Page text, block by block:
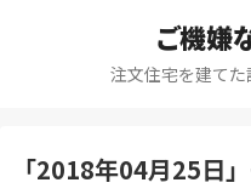
ご機嫌
注文住宅を建て
「2018年04月25日」